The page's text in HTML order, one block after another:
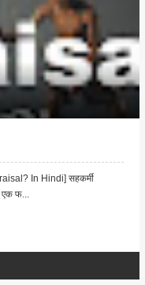
In Hindi] सहकर्मी
एक फ...